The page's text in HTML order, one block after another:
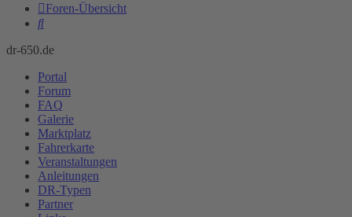
Foren-Übersicht
Suche
dr-650.de
Portal
Forum
FAQ
Galerie
Marktplatz
Fahrerkarte
Veranstaltungen
Anleitungen
DR-Typen
Partner